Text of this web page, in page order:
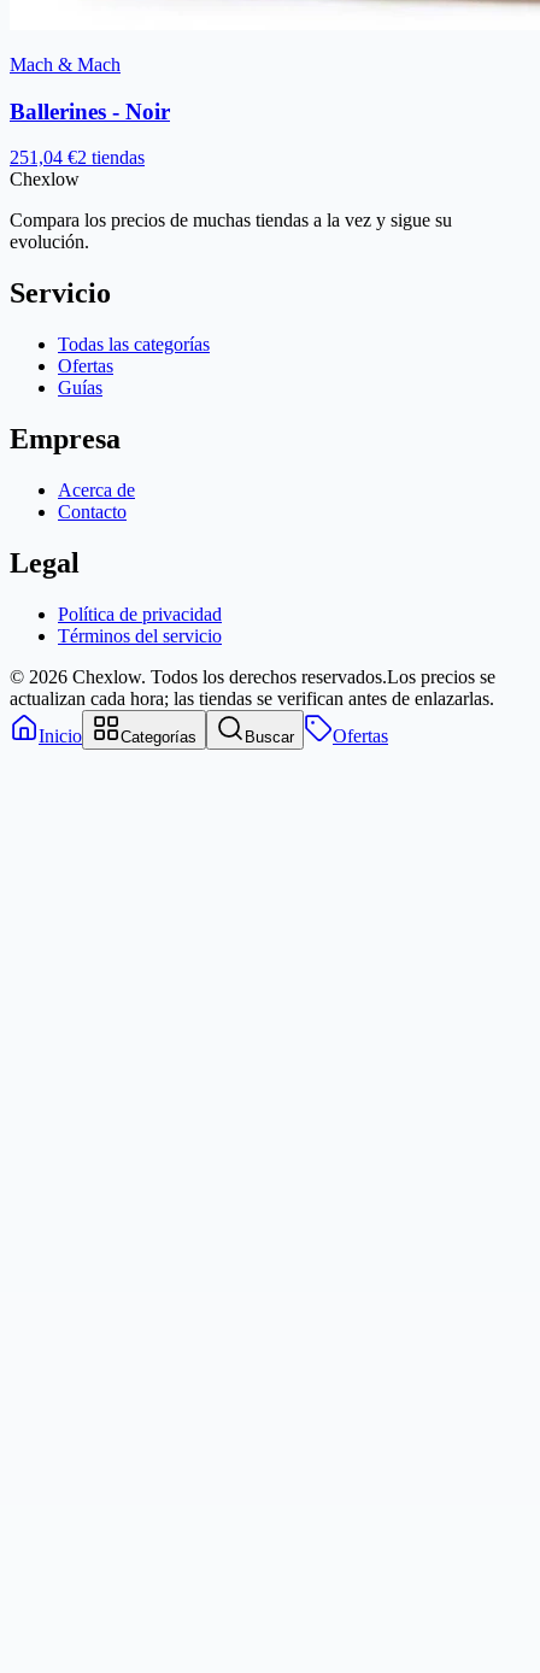
Mach & Mach
Ballerines - Noir
251,04 €2 tiendas
Chexlow
Compara los precios de muchas tiendas a la vez y sigue su
evolución.
Servicio
Todas las categorías
Ofertas
Guías
Empresa
Acerca de
Contacto
Legal
Política de privacidad
Términos del servicio
© 2026 Chexlow. Todos los derechos reservados.Los precios se
actualizan cada hora; las tiendas se verifican antes de enlazarlas.
Inicio
Categorías Buscar Ofertas